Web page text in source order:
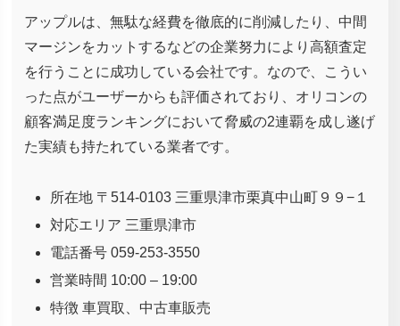
アップルは、無駄な経費を徹底的に削減したり、中間
マージンをカットするなどの企業努力により高額査定
を行うことに成功している会社です。なので、こうい
った点がユーザーからも評価されており、オリコンの
顧客満足度ランキングにおいて脅威の2連覇を成し遂げ
た実績も持たれている業者です。
所在地 〒514-0103 三重県津市栗真中山町９９−１
対応エリア 三重県津市
電話番号 059-253-3550
営業時間 10:00 – 19:00
特徴 車買取、中古車販売